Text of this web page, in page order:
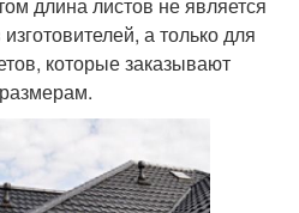
а только для
которые заказывают